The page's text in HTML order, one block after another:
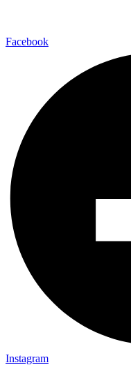
Facebook
Instagram